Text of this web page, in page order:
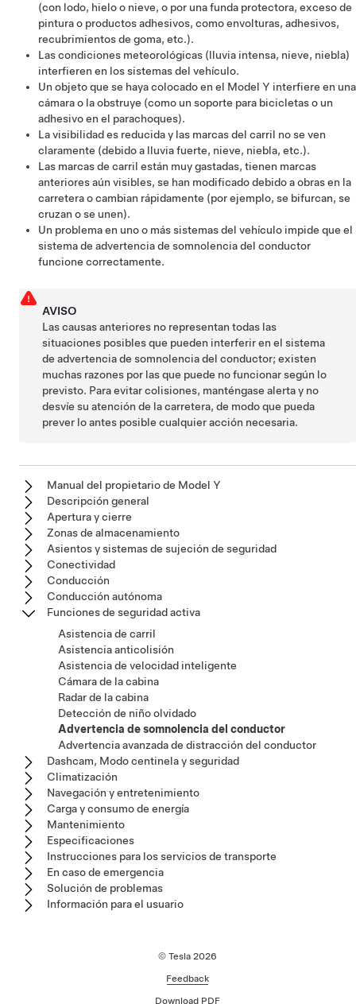
(con lodo, hielo o nieve, o por una funda protectora, exceso de
pintura o productos adhesivos, como envolturas, adhesivos,
recubrimientos de goma, etc.).
Las condiciones meteorológicas (lluvia intensa, nieve, niebla)
interfieren en los sistemas del vehículo.
Un objeto que se haya colocado en el Model Y interfiere en una
cámara o la obstruye (como un soporte para bicicletas o un
adhesivo en el parachoques).
La visibilidad es reducida y las marcas del carril no se ven
claramente (debido a lluvia fuerte, nieve, niebla, etc.).
Las marcas de carril están muy gastadas, tienen marcas
anteriores aún visibles, se han modificado debido a obras en la
carretera o cambian rápidamente (por ejemplo, se bifurcan, se
cruzan o se unen).
Un problema en uno o más sistemas del vehículo impide que el
sistema de advertencia de somnolencia del conductor
funcione correctamente.
AVISO
Las causas anteriores no representan todas las
situaciones posibles que pueden interferir en el sistema
de advertencia de somnolencia del conductor; existen
muchas razones por las que puede no funcionar según lo
previsto. Para evitar colisiones, manténgase alerta y no
desvíe su atención de la carretera, de modo que pueda
prever lo antes posible cualquier acción necesaria.
Manual del propietario de Model Y
Descripción general
Apertura y cierre
Zonas de almacenamiento
Asientos y sistemas de sujeción de seguridad
Conectividad
Conducción
Conducción autónoma
Funciones de seguridad activa
Asistencia de carril
Asistencia anticolisión
Asistencia de velocidad inteligente
Cámara de la cabina
Radar de la cabina
Detección de niño olvidado
Advertencia de somnolencia del conductor
Advertencia avanzada de distracción del conductor
Dashcam, Modo centinela y seguridad
Climatización
Navegación y entretenimiento
Carga y consumo de energía
Mantenimiento
Especificaciones
Instrucciones para los servicios de transporte
En caso de emergencia
Solución de problemas
Información para el usuario
© Tesla 2026
Feedback
Download PDF